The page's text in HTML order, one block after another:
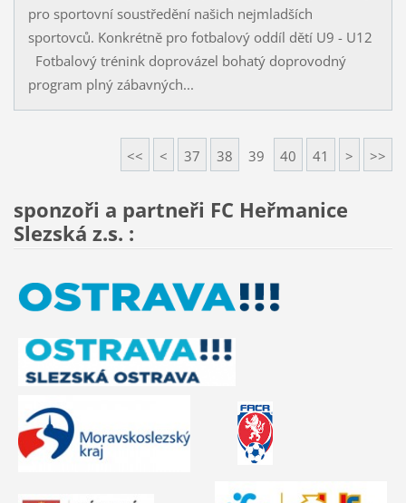
pro sportovní soustředění našich nejmladších
sportovců. Konkrétně pro fotbalový oddíl dětí U9 - U12
Fotbalový trénink doprovázel bohatý doprovodný
program plný zábavných...
<< < 37 38 39 40 41 > >>
sponzoři a partneři FC Heřmanice
Slezská z.s. :